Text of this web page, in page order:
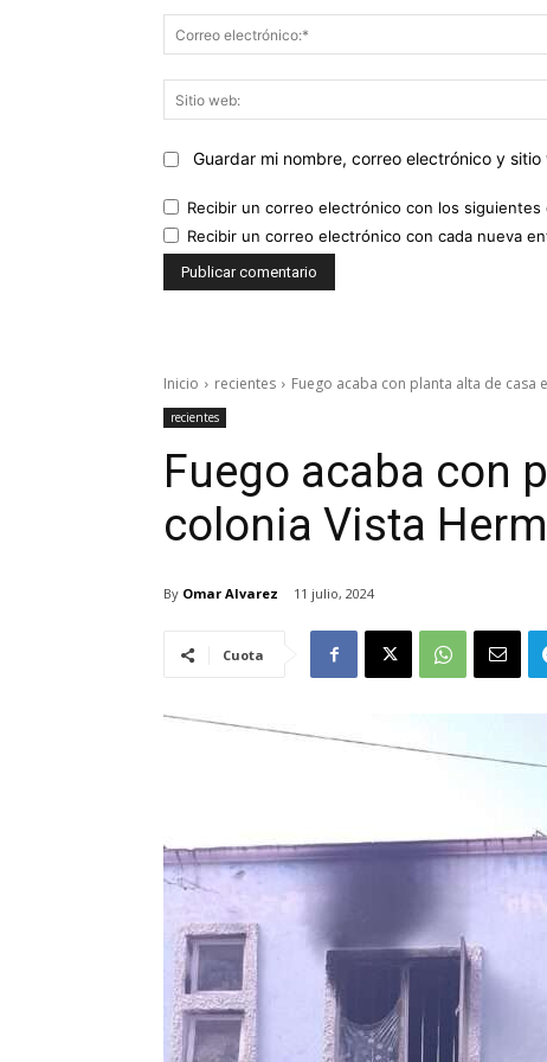
Guardar mi nombre, correo electrónico y
Recibir un correo electrónico con los
Recibir un correo electrónico con cada nueva